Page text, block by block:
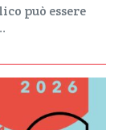
può essere